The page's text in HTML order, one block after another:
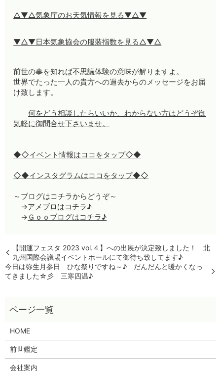
△▼△気象庁のお天気情報を見る▼△▼
▼△▼日本気象協会の服装指数を見る△▼△
前世の事を知れば不思議体験の意味が解りますよ。
世界でたった一人の貴方への過去からのメッセージをお届
け致します。
何をどう相談したらいいか、わからない方はどうぞ御
気軽に御問合せ下さいませ。
◆◇イベント情報はココをタップ◇◆
◇◆インスタグラムはココをタップ◆◇
～ブログはコチラからどうぞ～
→アメブロはコチラ♪
→ Ｇｏｏブログはコチラ♪
【開運フェスタ 2023 vol.４】への出展が決定致しました！ 北
九州国際会議場イベントホールにて御待ち致してます♪
今日は弥生月参日 ひな祭りですね～♪ だんだんと暖かくなっ
てきました☆彡 三寒四温♪
HOME
前世鑑定
会社案内